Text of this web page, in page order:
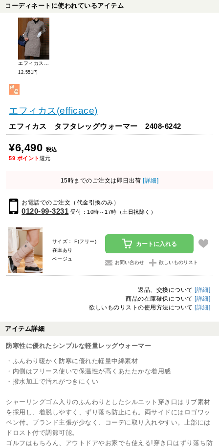
コーディネートに使われているアイテム
12,551円
エフィカス(efficace)
エフィカス タフタレッグウォーマー 2408-6242
¥6,490 税込
59 ポイント 還元
15時までのご注文は即日出荷 [詳細]
お電話でのご注文（代金引換のみ）
0120-99-3231 受付：10時～17時（土日祝除く）
サイズ： F(フリー)
在庫あり
ベージュ
カートに入れる
お問い合わせ 欲しいものリスト
返品、交換について [詳細]
商品の在庫確保について [詳細]
欲しいものリストの使用方法について [詳細]
アイテム詳細
防寒性に優れたシンプルな軽量レッグウォーマー
・ふんわり暖かく防寒に優れた軽量中綿素材
・内側はフリース使いで保温性が高くあたたかな着用感
・撥水加工で汚れがつきにくい
シャーリングゴム入りのふんわりとしたシルエット穿き口はリブ素材
を採用し、着脱しやすく、ずり落ち防止にも。両サイドにはロゴワッ
ペン付。ブランド主張が少なく、コーデに取り入れやすい。上部には
ドロスト付で調節可能。
ゴルフはもちろん、アウトドアやお家でも使える!穿き口はずり落ち防